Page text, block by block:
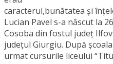
caracterul,bunătatea şi
Lucian Pavel s-a născut la
Cosoba din fostul judeţ
judeţul Giurgiu. După
urmat cursurile liceului